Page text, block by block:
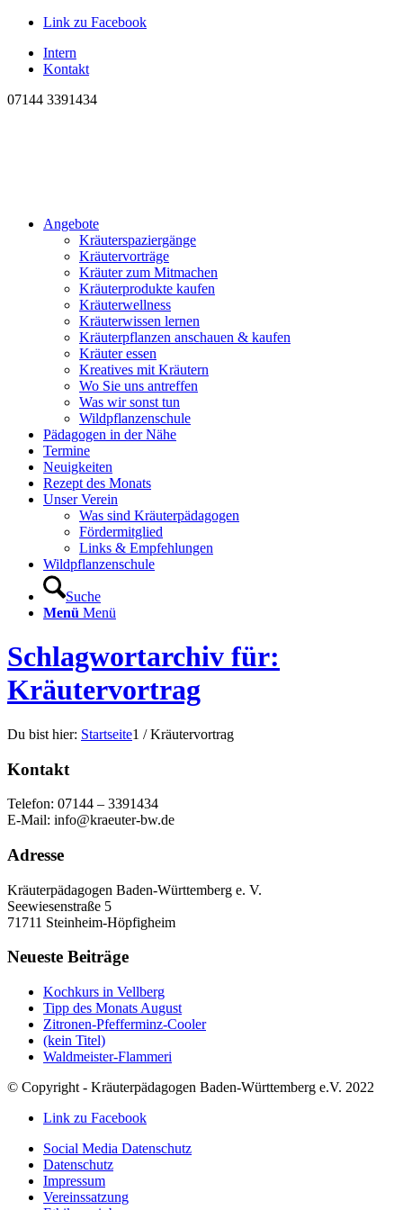
Link zu Facebook
Intern
Kontakt
07144 3391434
Angebote
Kräuterspaziergänge
Kräutervorträge
Kräuter zum Mitmachen
Kräuterprodukte kaufen
Kräuterwellness
Kräuterwissen lernen
Kräuterpflanzen anschauen & kaufen
Kräuter essen
Kreatives mit Kräutern
Wo Sie uns antreffen
Was wir sonst tun
Wildpflanzenschule
Pädagogen in der Nähe
Termine
Neuigkeiten
Rezept des Monats
Unser Verein
Was sind Kräuterpädagogen
Fördermitglied
Links & Empfehlungen
Wildpflanzenschule
Suche
Menü Menü
Schlagwortarchiv für:
Kräutervortrag
Du bist hier: Startseite1 / Kräutervortrag
Kontakt
Telefon: 07144 – 3391434
E-Mail: info@kraeuter-bw.de
Adresse
Kräuterpädagogen Baden-Württemberg e. V.
Seewiesenstraße 5
71711 Steinheim-Höpfigheim
Neueste Beiträge
Kochkurs in Vellberg
Tipp des Monats August
Zitronen-Pfefferminz-Cooler
(kein Titel)
Waldmeister-Flammeri
© Copyright - Kräuterpädagogen Baden-Württemberg e.V. 2022
Link zu Facebook
Social Media Datenschutz
Datenschutz
Impressum
Vereinssatzung